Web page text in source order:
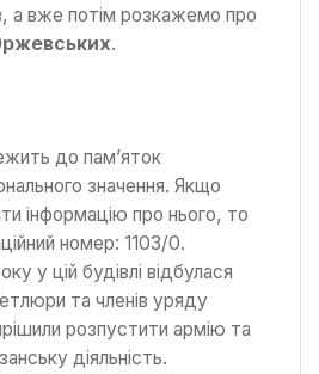
а вже потім розкажемо про
.
до пам’яток
значення. Якщо
інформацію про нього, то
номер: 1103/0.
у цій будівлі відбулася
та членів уряду
розпустити армію та
діяльність.